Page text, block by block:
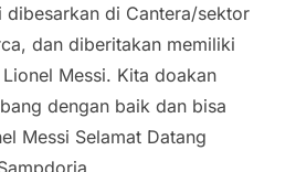
dibesarkan di Cantera/sektor
dan diberitakan memiliki
Messi. Kita doakan
dengan baik dan bisa
Messi Selamat Datang